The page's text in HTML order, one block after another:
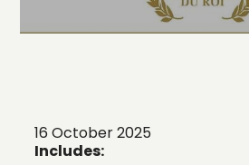
16 October 2025
Includes: